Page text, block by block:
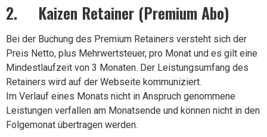
2. Kaizen Retainer (Premium Abo)
Bei der Buchung des Premium Retainers versteht sich der
Preis Netto, plus Mehrwertsteuer, pro Monat und es gilt eine
Mindestlaufzeit von 3 Monaten. Der Leistungsumfang des
Retainers wird auf der Webseite kommuniziert.
Im Verlauf eines Monats nicht in Anspruch genommene
Leistungen verfallen am Monatsende und können nicht in den
Folgemonat übertragen werden.